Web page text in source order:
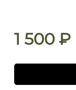
1 500 ₽